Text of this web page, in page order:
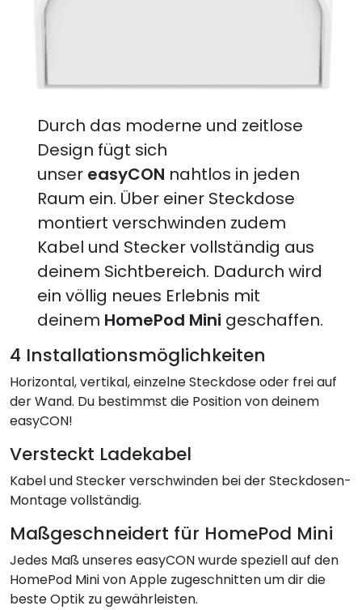
Durch das moderne und zeitlose
Design fügt sich
unser easyCON nahtlos in jeden
Raum ein. Über einer Steckdose
montiert verschwinden zudem
Kabel und Stecker vollständig aus
deinem Sichtbereich. Dadurch wird
ein völlig neues Erlebnis mit
deinem HomePod Mini geschaffen.
4 Installationsmöglichkeiten
Horizontal, vertikal, einzelne Steckdose oder frei auf
der Wand. Du bestimmst die Position von deinem
easyCON!
Versteckt Ladekabel
Kabel und Stecker verschwinden bei der Steckdosen-
Montage vollständig.
Maßgeschneidert für HomePod Mini
Jedes Maß unseres easyCON wurde speziell auf den
HomePod Mini von Apple zugeschnitten um dir die
beste Optik zu gewährleisten.